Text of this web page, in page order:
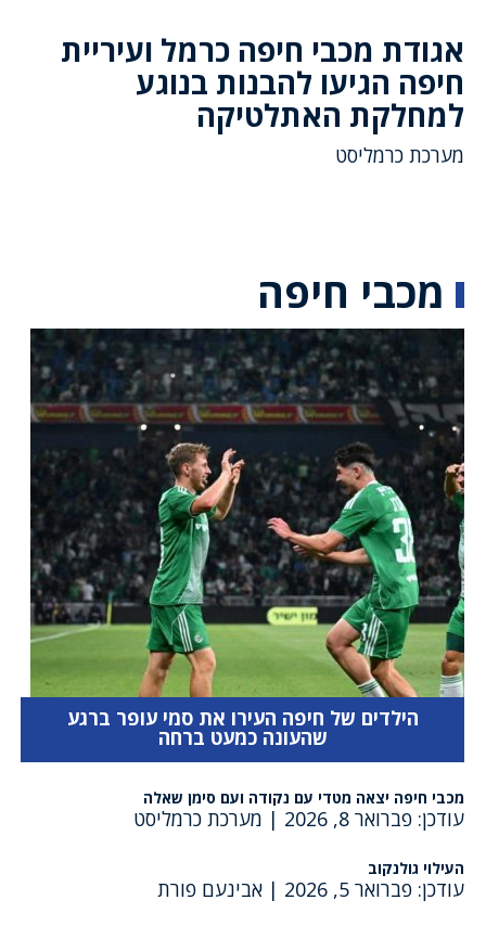
אגודת מכבי חיפה כרמל ועיריית
חיפה הגיעו להבנות בנוגע
למחלקת האתלטיקה
מערכת כרמליסט
מכבי חיפה
הילדים של חיפה העירו את סמי עופר ברגע
שהעונה כמעט ברחה
מכבי חיפה יצאה מטדי עם נקודה ועם סימן שאלה
עודכן: פברואר 8, 2026 | מערכת כרמליסט
העילוי גולנקוב
עודכן: פברואר 5, 2026 | אבינעם פורת